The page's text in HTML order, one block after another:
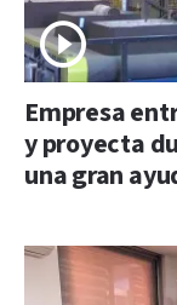
Empresa
y proyecta
una gran